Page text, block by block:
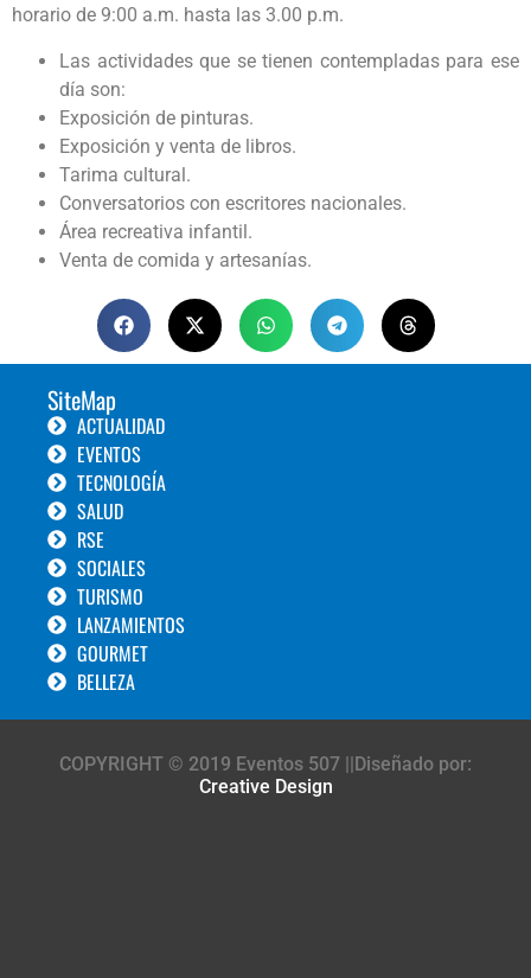
horario de 9:00 a.m. hasta las 3.00 p.m.
Las actividades que se tienen contempladas para ese
día son:
Exposición de pinturas.
Exposición y venta de libros.
Tarima cultural.
Conversatorios con escritores nacionales.
Área recreativa infantil.
Venta de comida y artesanías.
SiteMap
ACTUALIDAD
EVENTOS
TECNOLOGÍA
SALUD
RSE
SOCIALES
TURISMO
LANZAMIENTOS
GOURMET
BELLEZA
COPYRIGHT © 2019 Eventos 507 ||Diseñado por:
Creative Design